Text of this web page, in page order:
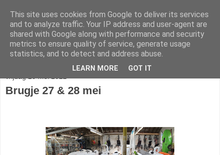
fietser.blog
web: info@fietser.be | shop: +32 468 10 10 13
Brugje 27 & 28 mei
This site uses cookies from Google to deliver its services
and to analyze traffic. Your IP address and user-agent are
shared with Google along with performance and security
metrics to ensure quality of service, generate usage
statistics, and to detect and address abuse.
LEARN MORE GOT IT